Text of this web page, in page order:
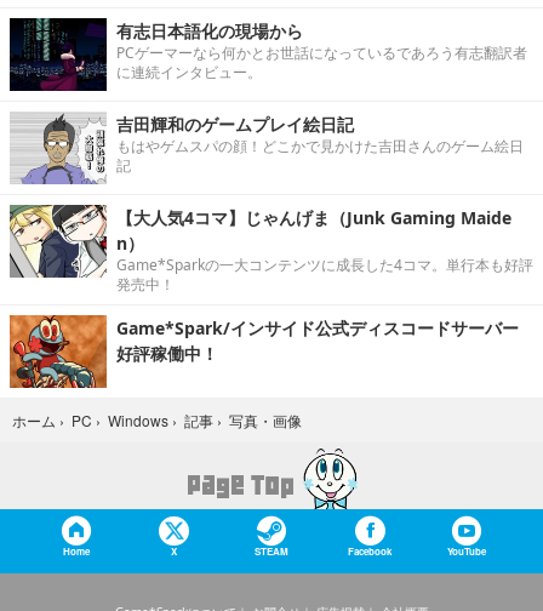
有志日本語化の現場から
PCゲーマーなら何かとお世話になっているであろう有志翻訳者
に連続インタビュー。
吉田輝和のゲームプレイ絵日記
もはやゲムスパの顔！どこかで見かけた吉田さんのゲーム絵日
記
【大人気4コマ】じゃんげま（Junk Gaming Maide
n）
Game*Sparkの一大コンテンツに成長した4コマ。単行本も好評
発売中！
Game*Spark/インサイド公式ディスコードサーバー
好評稼働中！
ホーム › PC › Windows › 記事 › 写真・画像
Home X STEAM Facebook YouTube